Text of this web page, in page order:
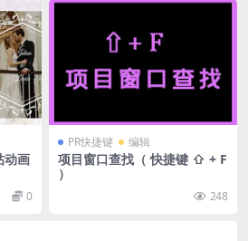
动画
0
PR快捷键 编辑
项目窗口查找（ 快捷键 ⇧ + F
）
248